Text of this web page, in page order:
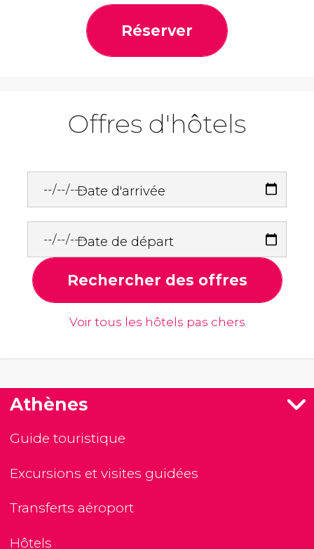
Réserver
Offres d'hôtels
Date d'arrivée
Date de départ
Rechercher des offres
Voir tous les hôtels pas chers
Athènes
Guide touristique
Excursions et visites guidées
Transferts aéroport
Hôtels